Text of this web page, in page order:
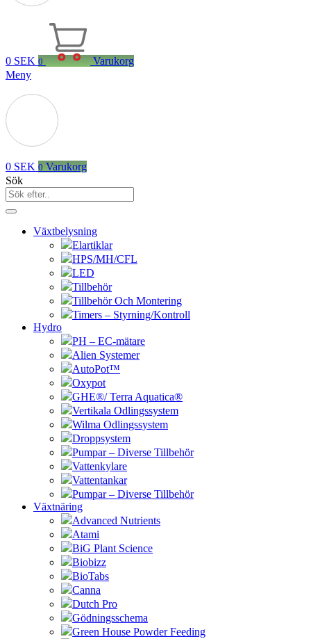
0 SEK 0
Varukorg
Meny
0 SEK 0 Varukorg
Sök
Växtbelysning
Elartiklar
HPS/MH/CFL
LED
Tillbehör
Tillbehör Och Montering
Timers – Styrning/Kontroll
Hydro
PH – EC-mätare
Alien Systemer
AutoPot™
Oxypot
GHE®/ Terra Aquatica®
Vertikala Odlingssystem
Wilma Odlingssystem
Droppsystem
Pumpar – Diverse Tillbehör
Vattenkylare
Vattentankar
Pumpar – Diverse Tillbehör
Växtnäring
Advanced Nutrients
Atami
BiG Plant Science
Biobizz
BioTabs
Canna
Dutch Pro
Gödningsschema
Green House Powder Feeding